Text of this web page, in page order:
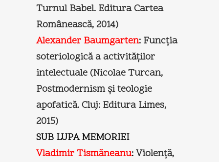
Turnul Babel. Editura Cartea
Românească, 2014)
Alexander Baumgarten: Funcţia
soteriologică a activităţilor
intelectuale (Nicolae Turcan,
Postmodernism şi teologie
apofatică. Cluj: Editura Limes,
2015)
SUB LUPA MEMORIEI
Vladimir Tismăneanu:Violenţă,